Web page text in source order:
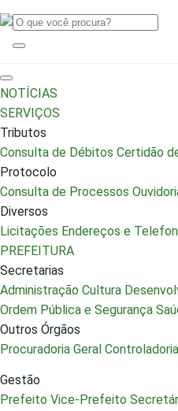
NOTÍCIAS
SERVIÇOS
Tributos
Consulta de Débitos Certidão
Protocolo
Consulta de Processos
Diversos
Licitações Endereços e
PREFEITURA
Secretarias
Administração Cultura
Ordem Pública e Segurança
Outros Órgãos
Procuradoria Geral
Gestão
Prefeito Vice-Prefeito